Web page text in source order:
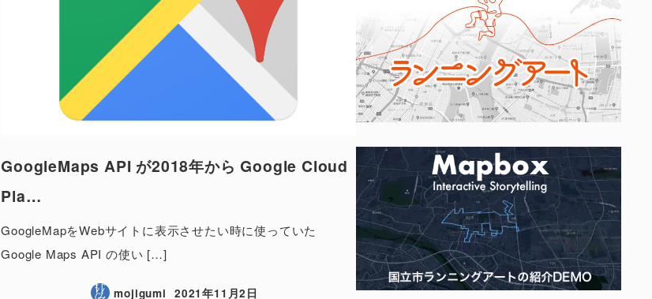
GoogleMaps API が2018年から Google Cloud
Pla…
GoogleMapをWebサイトに表示させたい時に使っていた
Google Maps API の使い […]
mojigumi 2021年11月2日